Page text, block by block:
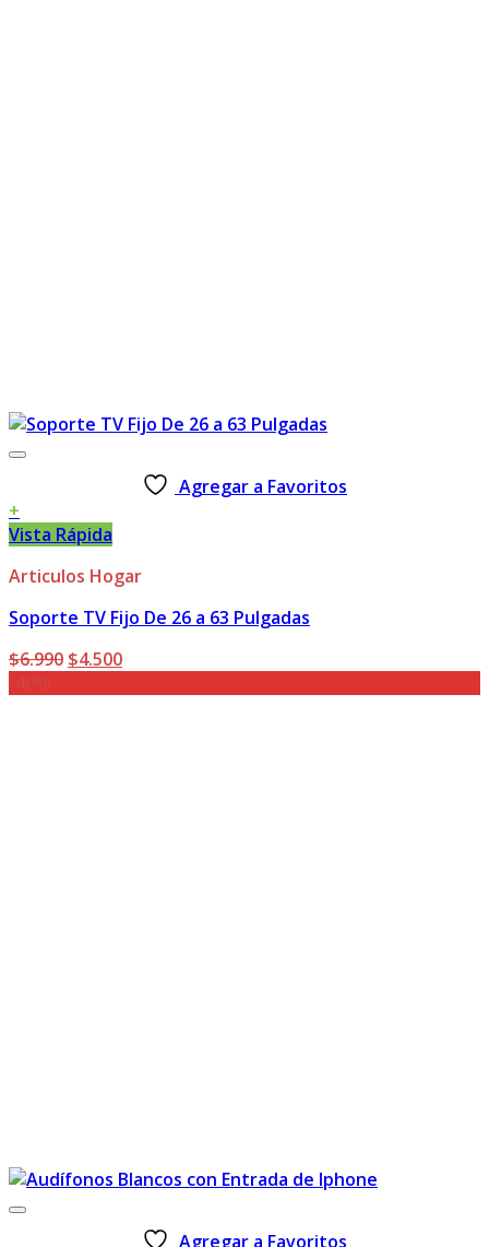
Agregar a Favoritos
+
Vista Rápida
Articulos Hogar
Soporte TV Fijo De 26 a 63 Pulgadas
$6.990 El
$4.500El
Agregar a Favoritos